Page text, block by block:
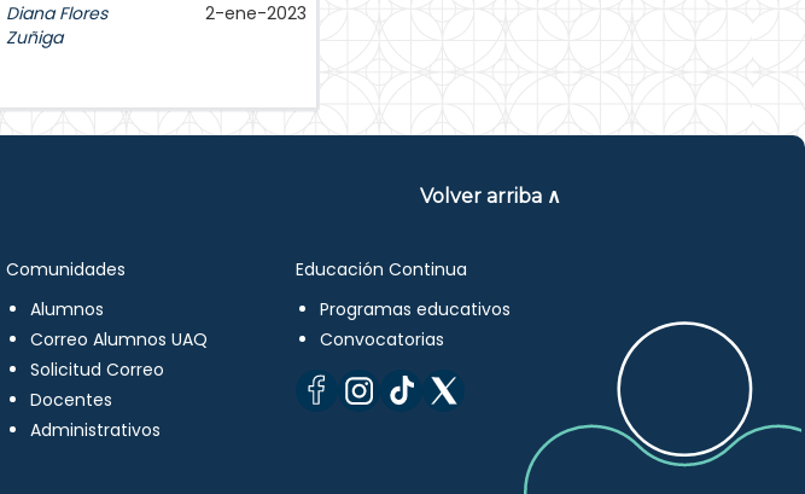
Diana Flores
Zuñiga
2-ene-2023
Volver arriba ∧
Comunidades
Alumnos
Correo Alumnos UAQ
Solicitud Correo
Docentes
Administrativos
Educación Continua
Programas educativos
Convocatorias